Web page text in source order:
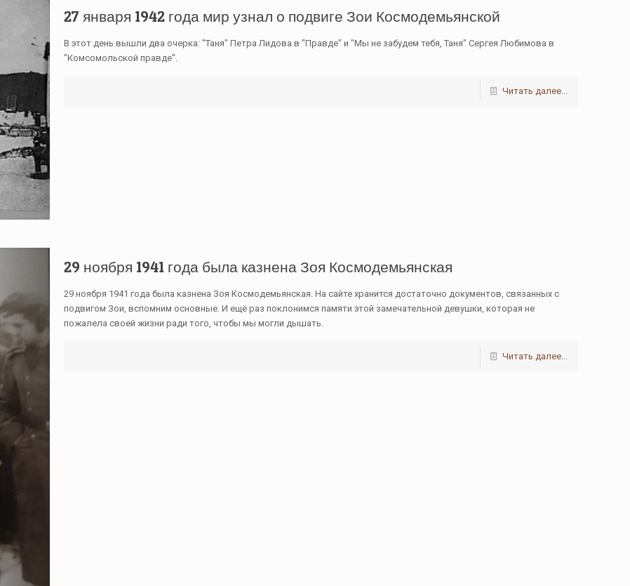
27 января 1942 года мир узнал о подвиге Зои Космодемьянской
В этот день вышли два очерка: "Таня" Петра Лидова в "Правде" и "Мы не забудем тебя, Таня" Сергея Любимова в
"Комсомольской правде".
Читать далее...
29 ноября 1941 года была казнена Зоя Космодемьянская
29 ноября 1941 года была казнена Зоя Космодемьянская. На сайте хранится достаточно документов, связанных с
подвигом Зои, вспомним основные. И ещё раз поклонимся памяти этой замечательной девушки, которая не
пожалела своей жизни ради того, чтобы мы могли дышать.
Читать далее...